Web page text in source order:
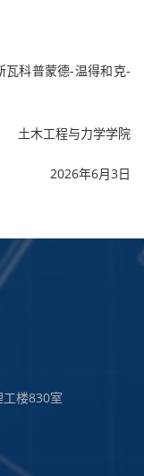
科普蒙德-温得和克-
土木工程与力学学院
2026年6月3日
楼830室